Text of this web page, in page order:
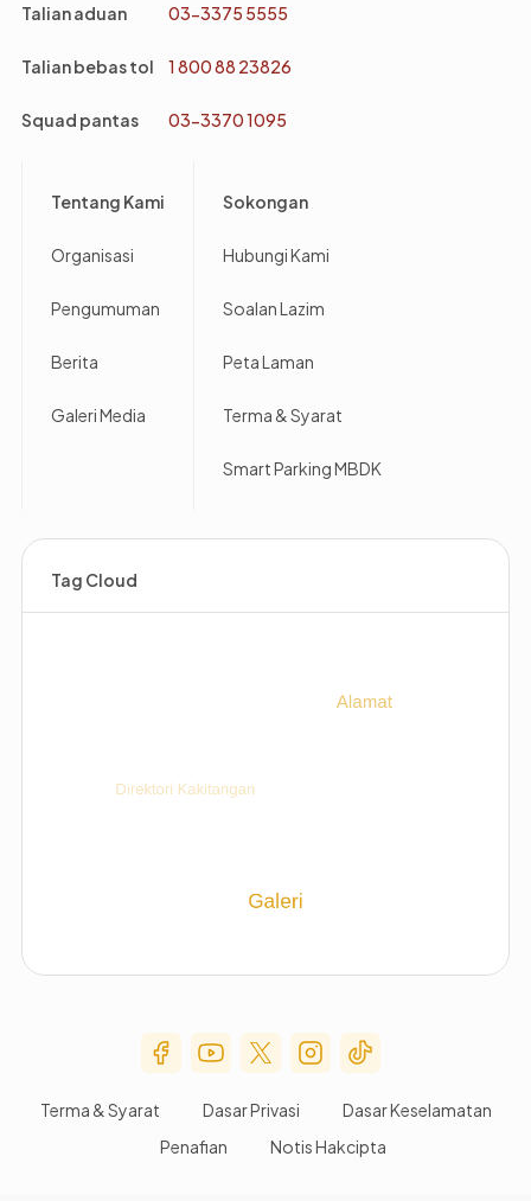
Talian aduan 03-3375 5555
Talian bebas tol 1 800 88 23826
Squad pantas 03-3370 1095
Tentang Kami
Organisasi
Pengumuman
Berita
Galeri Media
Sokongan
Hubungi Kami
Soalan Lazim
Peta Laman
Terma & Syarat
Smart Parking MBDK
Tag Cloud
Social Media Menu
Terma & Syarat Dasar Privasi
Dasar Keselamatan
Penafian
Notis Hakcipta